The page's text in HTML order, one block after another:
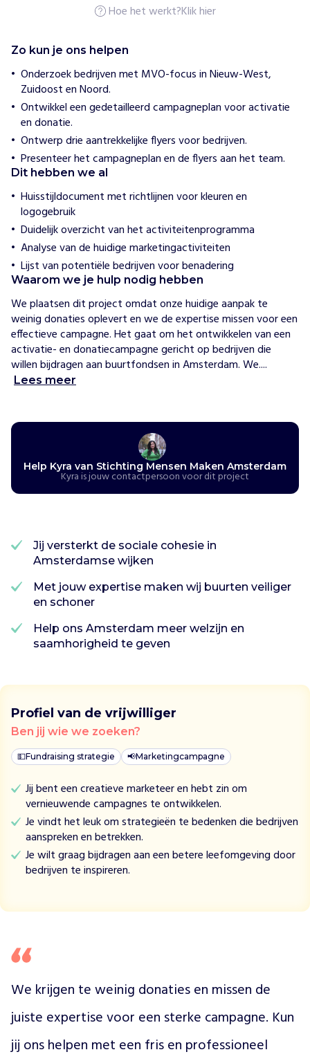
A
m
s
t
e
r
d
a
o
e
w
i
j
h
e
l
e
n
W
i
j
z
n
n
e
a
m
r
a
m
D
o
v
e
o
e
n
e
t
c
Hoe het werkt?Klik hier
Zo kun je ons helpen
Onderzoek bedrijven met MVO-focus in Nieuw-West,
Zuidoost en Noord.
Ontwikkel een gedetailleerd campagneplan voor activatie
en donatie.
Ontwerp drie aantrekkelijke flyers voor bedrijven.
Presenteer het campagneplan en de flyers aan het team.
Dit hebben we al
Huisstijldocument met richtlijnen voor kleuren en
logogebruik
Duidelijk overzicht van het activiteitenprogramma
Analyse van de huidige marketingactiviteiten
Lijst van potentiële bedrijven voor benadering
Waarom we je hulp nodig hebben
We plaatsen dit project omdat onze huidige aanpak te
weinig donaties oplevert en we de expertise missen voor een
effectieve campagne. Het gaat om het ontwikkelen van een
activatie- en donatiecampagne gericht op bedrijven die
willen bijdragen aan buurtfondsen in Amsterdam. We....
Lees meer
Help Kyra van Stichting Mensen Maken Amsterdam
Kyra is jouw contactpersoon voor dit project
Jij versterkt de sociale cohesie in
Amsterdamse wijken
Met jouw expertise maken wij buurten veiliger
en schoner
Help ons Amsterdam meer welzijn en
saamhorigheid te geven
Profiel van de vrijwilliger
Ben jij wie we zoeken?
💵Fundraising strategie 📢Marketingcampagne
Jij bent een creatieve marketeer en hebt zin om
vernieuwende campagnes te ontwikkelen.
Je vindt het leuk om strategieën te bedenken die bedrijven
aanspreken en betrekken.
Je wilt graag bijdragen aan een betere leefomgeving door
bedrijven te inspireren.
We krijgen te weinig donaties en missen de
juiste expertise voor een sterke campagne. Kun
jij ons helpen met een fris en professioneel